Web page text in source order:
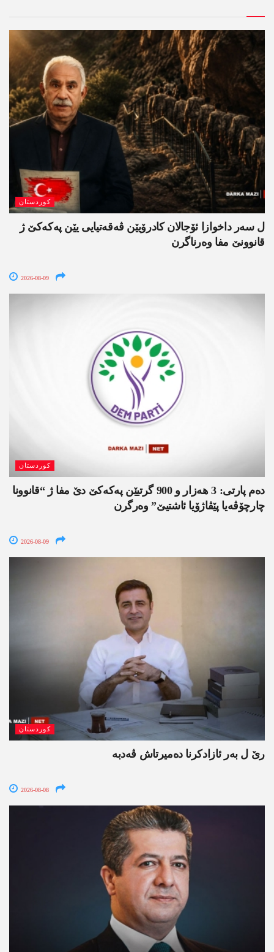
کوردستان
ل سەر داخوازا ئۆجالان کادرۆیێن ڤەقەتیایی یێن پەکەکێ ژ
قانوونێ مفا وەرناگرن
2026-08-09
کوردستان
دەم پارتی: 3 ھەزار و 900 گرتیێن پەکەکێ دێ مفا ژ “قانوونا
چارچۆڤەیا پێڤاژۆیا ئاشتیێ” وەرگرن
2026-08-09
کوردستان
رێ ل بەر ئازادکرنا دەمیرتاش ڤەدبە
2026-08-08